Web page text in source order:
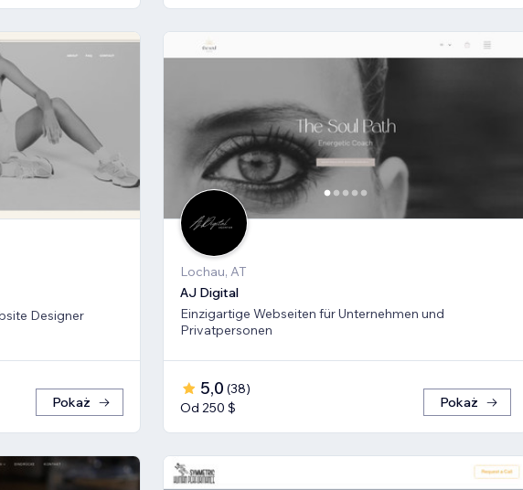
Designer
Pokaż
Lochau, AT
AJ Digital
Einzigartige Webseiten für Unternehmen und
Privatpersonen
5,0 (38)
Od 250 $
Pokaż